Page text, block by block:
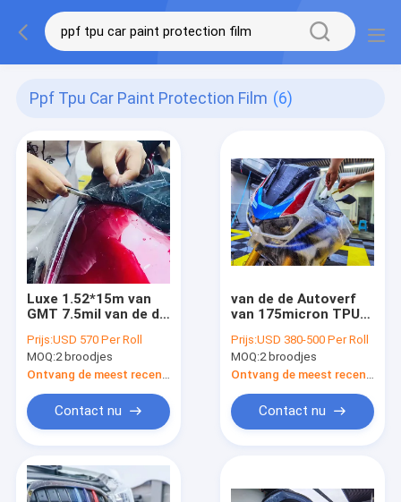
Ppf Tpu Car Paint Protection Film (6)
Luxe 1.52*15m van
GMT 7.5mil van de de
Janpanese TPU de
Beschermingsfilm
Prijs:USD 570 Per Roll
MOQ:2 broodjes
Contact nu
van de de Autoverf
van 175micron TPU
5 Jaar van PPF de
Vinylomslag
Prijs:USD 380-500 Per Roll
MOQ:2 broodjes
Contact nu